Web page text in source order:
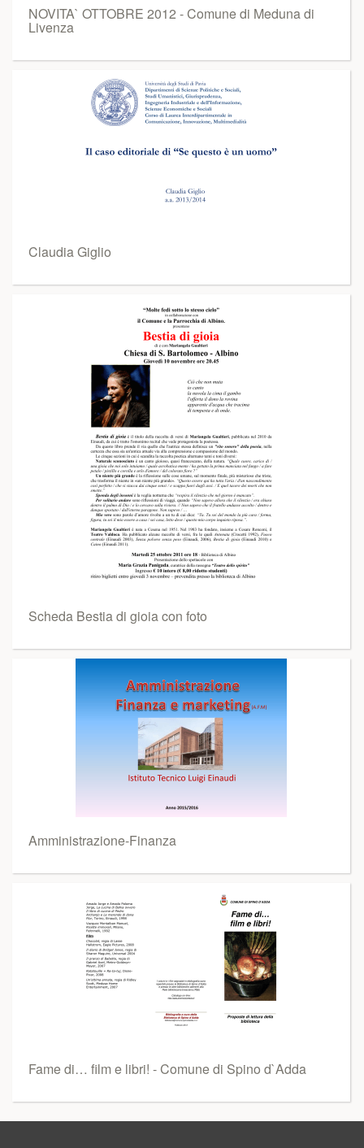
NOVITA` OTTOBRE 2012 - Comune di Meduna di
Livenza
Claudia Giglio
Scheda Bestia di gioia con foto
Amministrazione-Finanza
Fame di… film e libri! - Comune di Spino d`Adda